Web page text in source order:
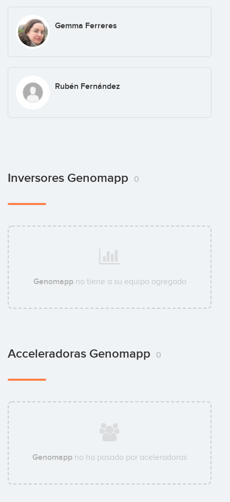
Gemma Ferreres
Rubén Fernández
Inversores Genomapp 0
Genomappno tiene a su equipo agregado
Acceleradoras Genomapp 0
Genomapp no ha pasado por aceleradoras